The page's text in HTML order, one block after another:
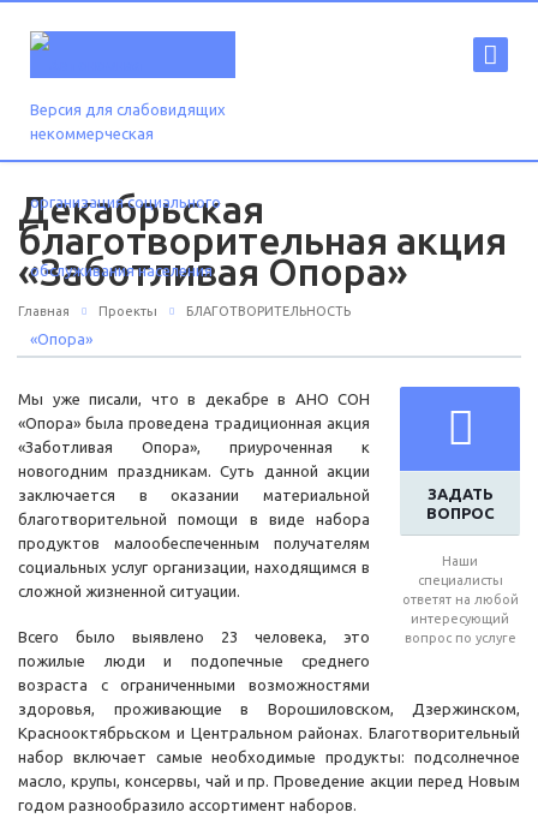
Версия для слабовидящих
Декабрьская
благотворительная акция
«Заботливая Опора»
Главная Проекты БЛАГОТВОРИТЕЛЬНОСТЬ
ЗАДАТЬ
ВОПРОС
Наши
специалисты
ответят на любой
интересующий
вопрос по услуге
Мы уже писали, что в декабре в АНО СОН
«Опора» была проведена традиционная акция
«Заботливая Опора», приуроченная к
новогодним праздникам. Суть данной акции
заключается в оказании материальной
благотворительной помощи в виде набора
продуктов малообеспеченным получателям
социальных услуг организации, находящимся в
сложной жизненной ситуации.
Всего было выявлено 23 человека, это
пожилые люди и подопечные среднего
возраста с ограниченными возможностями
здоровья, проживающие в Ворошиловском, Дзержинском,
Краснооктябрьском и Центральном районах. Благотворительный
набор включает самые необходимые продукты: подсолнечное
масло, крупы, консервы, чай и пр. Проведение акции перед Новым
годом разнообразило ассортимент наборов.